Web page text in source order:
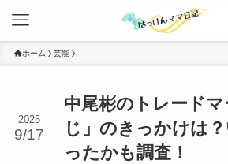
ホーム 芸能
中尾彬のトレード
じ」のきっかけは
ったかも調査！
2025
9/17